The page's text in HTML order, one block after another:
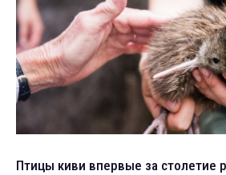
Птицы киви впервые за столетие